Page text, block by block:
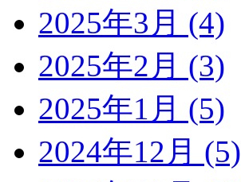
2025年3月 (4)
2025年2月 (3)
2025年1月 (5)
2024年12月 (5)